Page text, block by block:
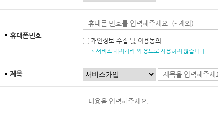
휴대폰번호
개인정보 수집 및 이용동의
* 서비스 해지처리 외 용도로 사용하지 않습니다.
제목